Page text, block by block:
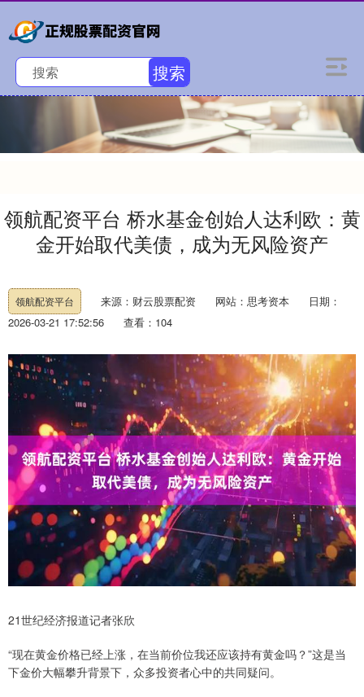
搜索
领航配资平台 桥水基金创始人达利欧：黄
金开始取代美债，成为无风险资产
领航配资平台 来源：财云股票配资 网站：思考资本
日期：
2026-03-21 17:52:56
查看：104
21世纪经济报道记者张欣
“现在黄金价格已经上涨，在当前价位我还应该持有黄金吗？”这是当
下金价大幅攀升背景下，众多投资者心中的共同疑问。